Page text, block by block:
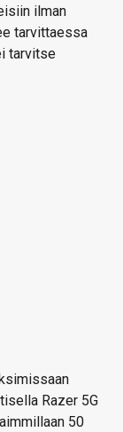
ilman
tarvittaessa
tarvitse
Razer 5G
50